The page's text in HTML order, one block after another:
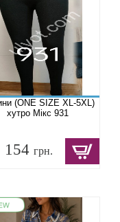
(ONE SIZE XL-5XL)
хутро Мікс 931
154грн.